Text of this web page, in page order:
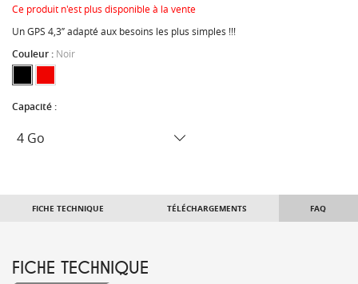
Ce produit n'est plus disponible à la vente
Un GPS 4,3’’ adapté aux besoins les plus simples !!!
Couleur : Noir
Capacité :
FICHE TECHNIQUE TÉLÉCHARGEMENTS FAQ
FICHE TECHNIQUE